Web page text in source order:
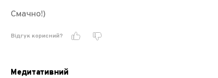
Смачно!)
Відгук корисний?
Медитативний